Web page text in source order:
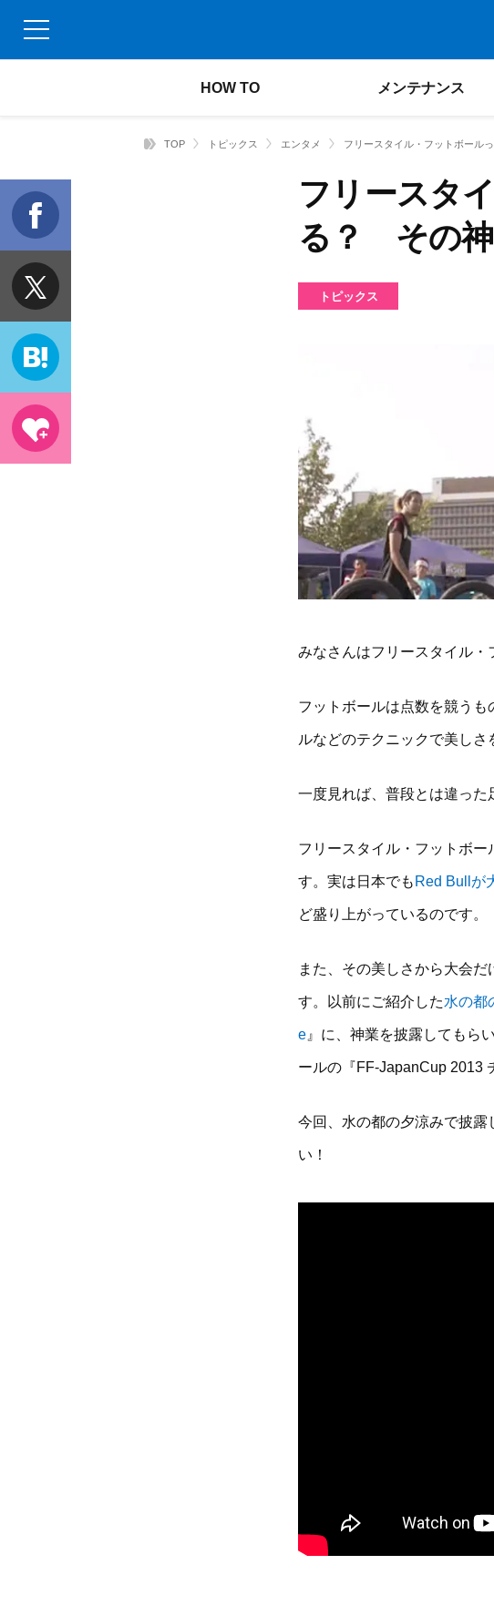
HOW TO メンテナンス
TOP トピックス エンタメ フリースタイル・フットボール
フリースタ
る？ その神
トピックス
みなさんはフリースタイル・
フットボールは点数を競う
ルなどのテクニックで美しさ
一度見れば、普段とは違った
フリースタイル・フットボ
す。実は日本でも Red Bullが
ど盛り上がっているのです。
また、その美しさから大会
す。以前にご紹介した水の都
e 』に、神業を披露してもら
ールの『FF-JapanCup 2013
今回、水の都の夕涼みで披露
い！
f
t
h